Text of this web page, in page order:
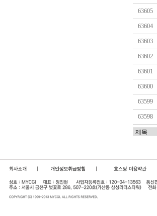
63605
63604
63603
63602
63601
63600
63599
63598